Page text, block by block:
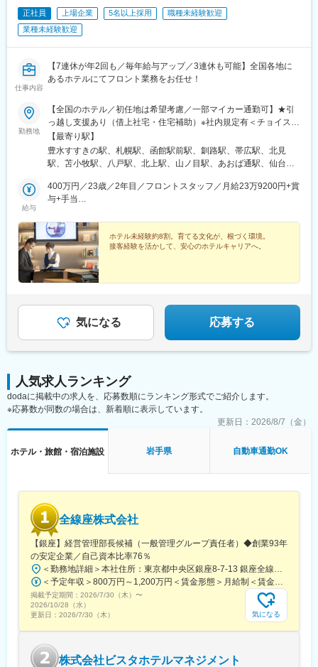
正社員 上場企業 5名以上採用
職種未経験歓迎
業種未経験歓迎
仕事内容
【7連休が年2回も／毎年給与アップ／3連休も可能】全国各地に
あるホテルにてフロント業務をお任せ！
勤務地
【全国のホテル／初任地は希望考慮／一部マイカー通勤可】★引
っ越し支援あり（借上社宅・住宅補助）※社内規定有＜チョイスブ
ランドホテル＞北海道東北（青森県・岩手県・秋田県・宮城県・
山形県・福島県）関東（茨城県・栃木県・群馬県・千葉県・東京
都・神奈川県）中部（新潟県・富山県・石川県・福井県・山梨
京都府・大阪府・兵庫県・奈良県・和歌山県）中国・四国（岡山
県・広島県・山口県・高知県・香川県・愛媛県）九州・沖縄（福
オリジナルブランドホテル＞関西（滋賀県）甲信越・北陸（新潟
県・石川県・福井県・富山県）東海（三重県・愛知県・岐阜県）
★北海道・福井・新潟・長野・石川・富山・奈良を中心に採用強
化中★2026年6月に北海道千歳、7月には大阪市北区（梅田）に新
店舗をオープン予定！2027年度も多数の出店が確定しており、順
【最寄り駅】
豊水すすきの駅、札幌駅、函館駅前駅、釧路駅、帯広駅、北見
駅、苫小牧駅、八戸駅、北上駅、山ノ目駅、あおば通駅、仙台
駅、馬喰町駅、六本木駅、清澄白河駅、京成成田駅、新浦安駅、
浜野駅、水戸駅、鹿島神宮駅、佐和駅、荒川沖駅、佐野市駅、南
井駅、軽井沢駅、新潟駅、亀田駅、燕三条駅、関屋駅(新潟県)、直
江津駅、富山駅、魚津駅、東金沢駅、越前新保駅、福井駅(福井
県)、浜松駅、岐阜駅、大垣駅、高山駅、栄駅(愛知県)、金山駅(愛
知県)、名古屋駅、名鉄名古屋駅、伏見駅(愛知県)、栄町駅(愛知
県)、諏訪町駅、三河一宮駅、駅前駅、刈谷駅、中部国際空港駅(鉄
駅、近鉄四日市駅、白子駅、亀山駅(三重県)、津駅、久居駅、上野
市駅、伊勢市駅、相可駅、彦根駅、近江八幡駅、八日市駅、多賀
大社前駅、五条駅(京都市営)、東寺駅、四条駅(京都市営)、新大阪
駅、長堀橋駅、堺駅、三宮駅(神戸新交通)、みなと元町駅、姫路
駅、播磨高岡駅、奈良駅、和歌山駅、紀伊田辺駅、中電前駅、呉
駅、小倉駅(福岡県)、西黒崎駅、天神南駅、博多駅、東郷駅、佐賀
駅、弥生が丘駅、大村駅(長崎県)、辛島町駅、平成駅、宮崎駅、慈
眼寺駅、県庁前駅(沖縄県)、美栄橋駅、すすきの駅、さっぽろ駅、
函館駅、仙台駅(地下鉄)、宮城野通駅、神田駅(東京都)、馬喰横山
駅、六本木一丁目駅、森下駅(東京都)、成田駅、中央前橋駅、馬車
道駅、福井駅、新浜松駅、名鉄岐阜駅、近鉄名古屋駅、国際セン
ター駅、丸の内駅(愛知県)、豊橋駅、半田駅、西桑名駅、広小路駅
山市駅、高知駅、西小倉駅、黒崎駅前駅、西鉄福岡駅、祇園駅(福
岡県)、花畑町駅、旭橋駅、狸小路駅、北１２条駅、市役所前駅(北
海道)、小伝馬町駅、東日本橋駅、乃木坂駅、日本大通り駅、新富
町駅(富山県)、新福井駅、第一通り駅、久屋大通駅、亀島駅、高岳
駅、駅前大通駅、西大手駅、九条駅(京都府)、烏丸御池駅、南方駅
(大阪府)、近鉄日本橋駅、大小路駅、神戸三宮駅(阪神)、旧居留
地・大丸前駅、高知橋駅、平和通駅、黒崎駅、天神駅、櫛田神社
前駅、西辛島町駅
給与
400万円／23歳／2年目／フロントスタッフ／月給23万9200円+賞
与+手当
与+手当
ホテル未経験約8割。育てる文化が、根づく環境。
接客経験を活かして、安心のホテルキャリアへ。
気になる 応募する
人気求人ランキング
dodaに掲載中の求人を、応募数順にランキング形式でご紹介します。
※応募数が同数の場合は、新着順に表示しています。
更新日： 2026/8/7（金）
ホテル・旅館・宿泊施設 岩手県 自動車通勤OK
全線座株式会社
【銀座】経営管理部長候補（一般管理グループ責任者）◆創業93年
の安定企業／自己資本比率76％
掲載予定期間： 2026/7/30（木） 〜
2026/10/28（水）
更新日： 2026/7/30（木） 気になる
株式会社ビスタホテルマネジメント